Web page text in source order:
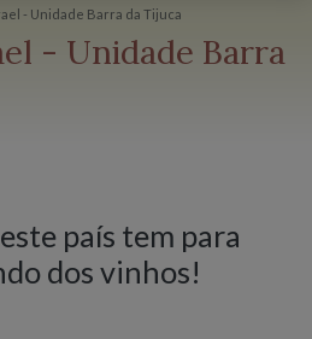
- Unidade Barra da Tijuca
- Unidade Barra
país tem para
dos vinhos!